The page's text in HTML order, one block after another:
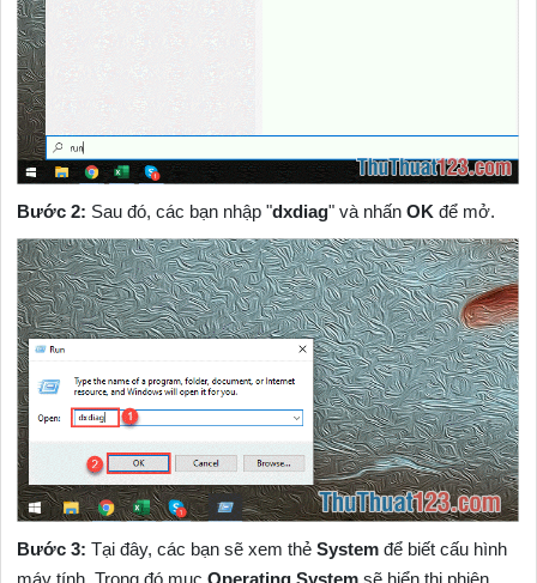
Bước 2: Sau đó, các bạn nhập "dxdiag" và nhấnOK để mở.
Bước 3: Tại đây, các bạn sẽ xem thẻSystem để biết cấu hình
máy tính. Trong đó mụcOperating System sẽ hiển thị phiên